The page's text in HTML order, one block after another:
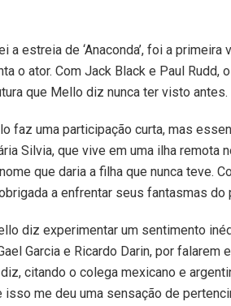
a estreia de ‘Anaconda’, foi a
o ator. Com Jack Black e Paul
que Mello diz nunca ter visto antes.
faz uma participação curta, mas
Silvia, que vive em uma ilha remota
que daria a filha que nunca teve.
a enfrentar seus fantasmas do
diz experimentar um sentimento
Garcia e Ricardo Darin, por
citando o colega mexicano e
isso me deu uma sensação de